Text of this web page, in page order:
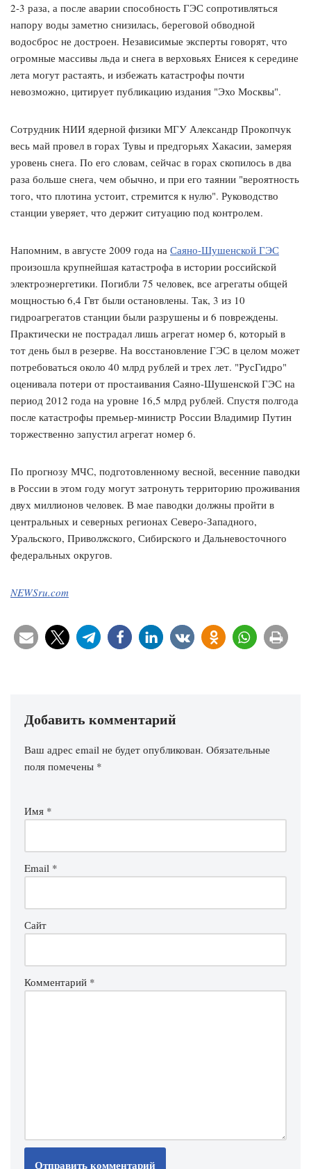
2-3 раза, а после аварии способность ГЭС сопротивляться
напору воды заметно снизилась, береговой обводной
водосброс не достроен. Независимые эксперты говорят, что
огромные массивы льда и снега в верховьях Енисея к середине
лета могут растаять, и избежать катастрофы почти
невозможно, цитирует публикацию издания "Эхо Москвы".
Сотрудник НИИ ядерной физики МГУ Александр Прокопчук
весь май провел в горах Тувы и предгорьях Хакасии, замеряя
уровень снега. По его словам, сейчас в горах скопилось в два
раза больше снега, чем обычно, и при его таянии "вероятность
того, что плотина устоит, стремится к нулю". Руководство
станции уверяет, что держит ситуацию под контролем.
Напомним, в августе 2009 года на Саяно-Шушенской ГЭС
произошла крупнейшая катастрофа в истории российской
электроэнергетики. Погибли 75 человек, все агрегаты общей
мощностью 6,4 Гвт были остановлены. Так, 3 из 10
гидроагрегатов станции были разрушены и 6 повреждены.
Практически не пострадал лишь агрегат номер 6, который в
тот день был в резерве. На восстановление ГЭС в целом может
потребоваться около 40 млрд рублей и трех лет. "РусГидро"
оценивала потери от простаивания Саяно-Шушенской ГЭС на
период 2012 года на уровне 16,5 млрд рублей. Спустя полгода
после катастрофы премьер-министр России Владимир Путин
торжественно запустил агрегат номер 6.
По прогнозу МЧС, подготовленному весной, весенние паводки
в России в этом году могут затронуть территорию проживания
двух миллионов человек. В мае паводки должны пройти в
центральных и северных регионах Северо-Западного,
Уральского, Приволжского, Сибирского и Дальневосточного
федеральных округов.
NEWSru.com
Добавить комментарий
Ваш адрес email не будет опубликован. Обязательные
поля помечены *
Имя *
Email *
Сайт
Комментарий *